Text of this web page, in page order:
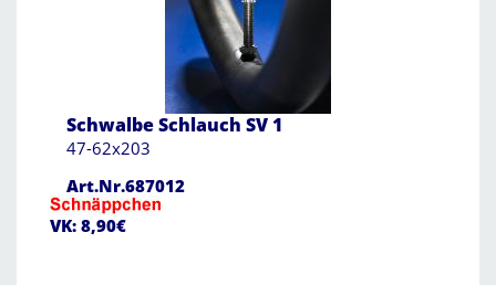
Schwalbe Schlauch SV 1
47-62x203
Art.Nr.687012
VK: 8,90€